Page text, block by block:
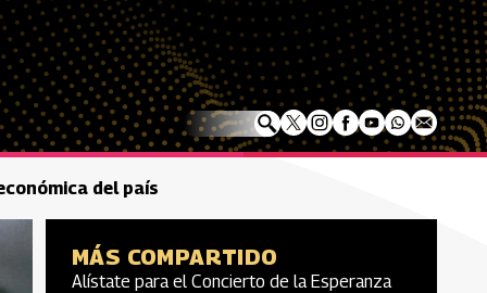
del país
MÁS COMPARTIDO
Alístate para el Concierto de la Esperanza